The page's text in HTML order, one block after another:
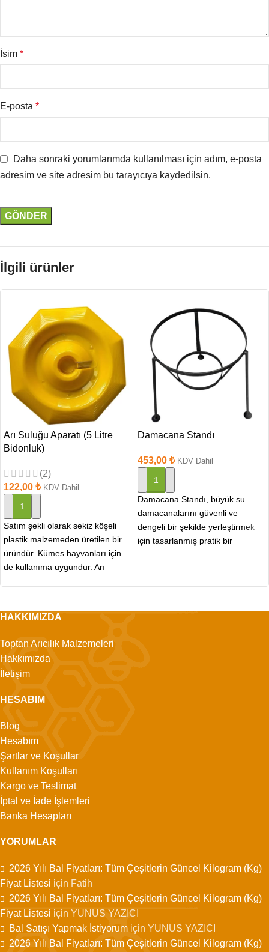
İsim *
E-posta *
Daha sonraki yorumlarımda kullanılması için adım, e-posta
adresim ve site adresim bu tarayıcıya kaydedilsin.
İlgili ürünler
Arı Suluğu Aparatı (5 Litre
Bidonluk)
(2)
122,00 ₺ KDV Dahil
SEPETE EKLE
Satım şekli olarak sekiz köşeli
plastik malzemeden üretilen bir
üründür. Kümes hayvanları için
de kullanıma uygundur. Arı
Damacana Standı
453,00 ₺ KDV Dahil
SEPETE EKLE
Damacana Standı, büyük su
damacanalarını güvenli ve
dengeli bir şekilde yerleştirmek
için tasarlanmış pratik bir
HAKKIMIZDA
Toptan Arıcılık Malzemeleri
Hakkımızda
İletişim
HESABIM
Blog
Hesabım
Şartlar ve Koşullar
Kullanım Koşulları
Kargo ve Teslimat
İptal ve İade İşlemleri
Banka Hesapları
YORUMLAR
2026 Yılı Bal Fiyatları: Tüm Çeşitlerin Güncel Kilogram (Kg)
Fiyat Listesi için Fatih
2026 Yılı Bal Fiyatları: Tüm Çeşitlerin Güncel Kilogram (Kg)
Fiyat Listesi için YUNUS YAZICI
Bal Satışı Yapmak İstiyorum için YUNUS YAZICI
2026 Yılı Bal Fiyatları: Tüm Çeşitlerin Güncel Kilogram (Kg)